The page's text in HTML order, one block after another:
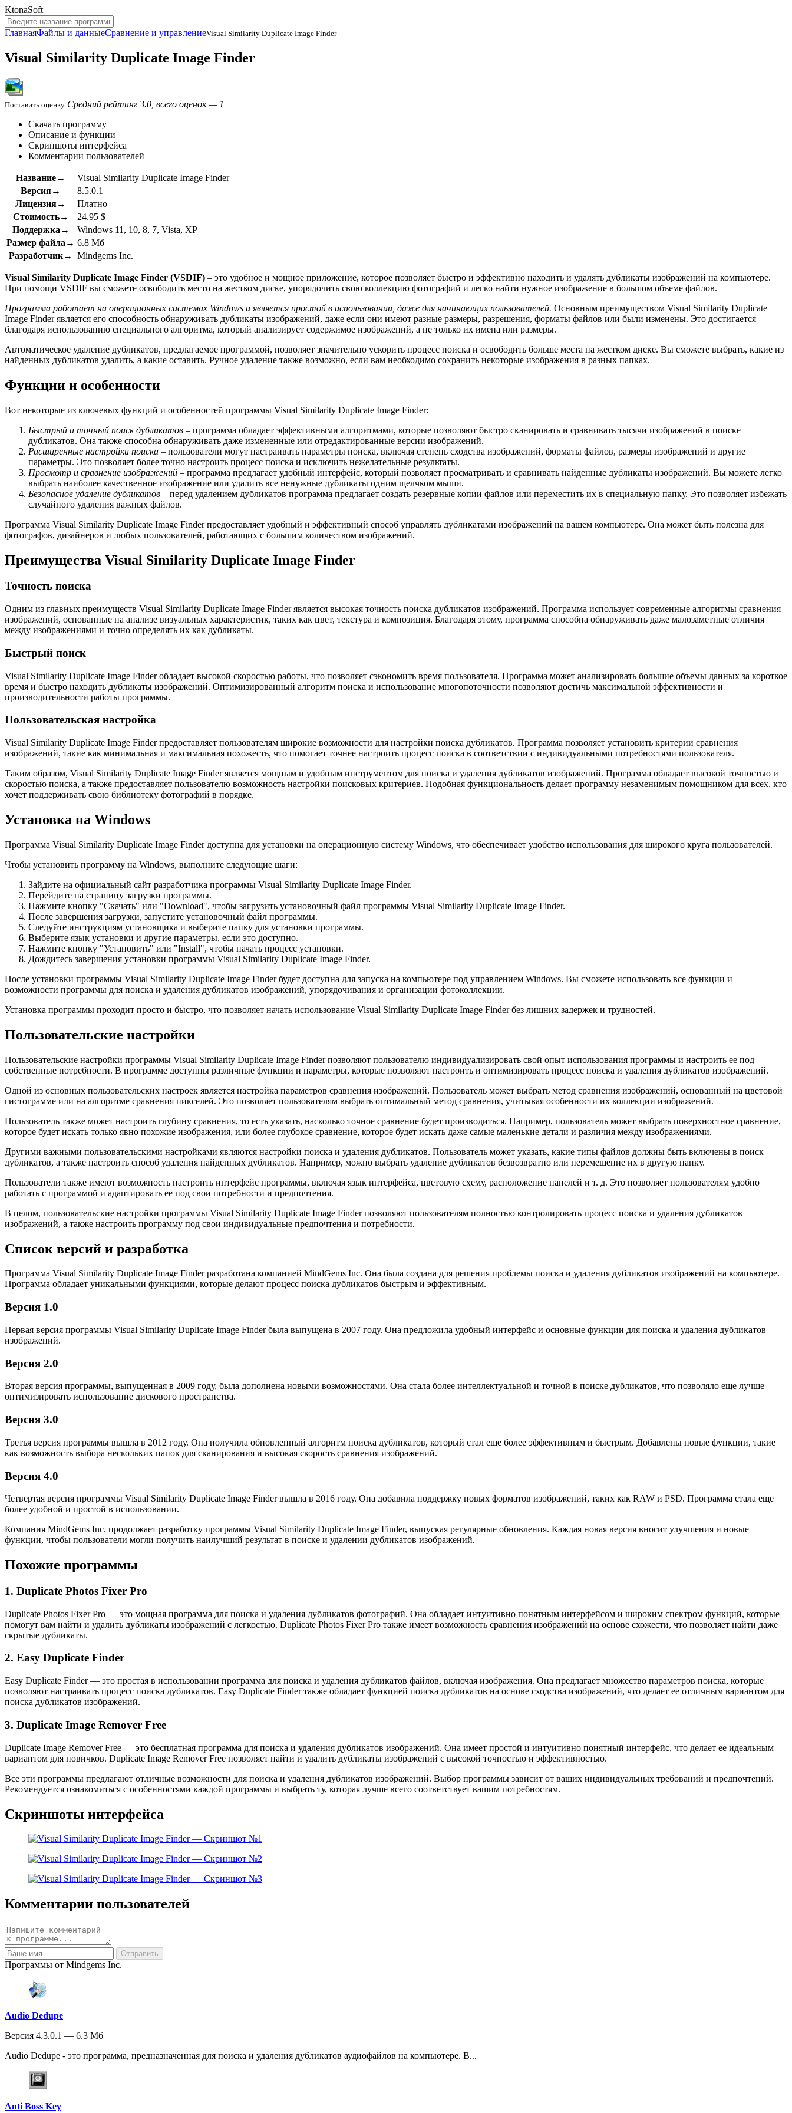
KtonaSoft
ГлавнаяФайлы и данныеСравнение и управлениеVisual Similarity Duplicate Image Finder
Visual Similarity Duplicate Image Finder
Поставить оценку Средний рейтинг 3.0, всего оценок — 1
Скачать программу
Описание и функции
Скриншоты интерфейса
Комментарии пользователей
Название→
Visual Similarity Duplicate Image Finder
Версия→
8.5.0.1
Лицензия→
Платно
Стоимость→
24.95 $
Поддержка→
Windows 11, 10, 8, 7, Vista, XP
Размер файла→ 6.8 Мб
Разработчик→
Mindgems Inc.
Visual Similarity Duplicate Image Finder (VSDIF) – это удобное и мощное приложение, которое позволяет быстро и эффективно находить и удалять дубликаты изображений на компьютере.
При помощи VSDIF вы сможете освободить место на жестком диске, упорядочить свою коллекцию фотографий и легко найти нужное изображение в большом объеме файлов.
Программа работает на операционных системах Windows и является простой в использовании, даже для начинающих пользователей. Основным преимуществом Visual Similarity Duplicate
Image Finder является его способность обнаруживать дубликаты изображений, даже если они имеют разные размеры, разрешения, форматы файлов или были изменены. Это достигается
благодаря использованию специального алгоритма, который анализирует содержимое изображений, а не только их имена или размеры.
Автоматическое удаление дубликатов, предлагаемое программой, позволяет значительно ускорить процесс поиска и освободить больше места на жестком диске. Вы сможете выбрать, какие из
найденных дубликатов удалить, а какие оставить. Ручное удаление также возможно, если вам необходимо сохранить некоторые изображения в разных папках.
Функции и особенности
Вот некоторые из ключевых функций и особенностей программы Visual Similarity Duplicate Image Finder:
Быстрый и точный поиск дубликатов – программа обладает эффективными алгоритмами, которые позволяют быстро сканировать и сравнивать тысячи изображений в поиске
дубликатов. Она также способна обнаруживать даже измененные или отредактированные версии изображений.
Расширенные настройки поиска – пользователи могут настраивать параметры поиска, включая степень сходства изображений, форматы файлов, размеры изображений и другие
параметры. Это позволяет более точно настроить процесс поиска и исключить нежелательные результаты.
Просмотр и сравнение изображений – программа предлагает удобный интерфейс, который позволяет просматривать и сравнивать найденные дубликаты изображений. Вы можете легко
выбрать наиболее качественное изображение или удалить все ненужные дубликаты одним щелчком мыши.
Безопасное удаление дубликатов – перед удалением дубликатов программа предлагает создать резервные копии файлов или переместить их в специальную папку. Это позволяет избежать
случайного удаления важных файлов.
Программа Visual Similarity Duplicate Image Finder предоставляет удобный и эффективный способ управлять дубликатами изображений на вашем компьютере. Она может быть полезна для
фотографов, дизайнеров и любых пользователей, работающих с большим количеством изображений.
Преимущества Visual Similarity Duplicate Image Finder
Точность поиска
Одним из главных преимуществ Visual Similarity Duplicate Image Finder является высокая точность поиска дубликатов изображений. Программа использует современные алгоритмы сравнения
изображений, основанные на анализе визуальных характеристик, таких как цвет, текстура и композиция. Благодаря этому, программа способна обнаруживать даже малозаметные отличия
между изображениями и точно определять их как дубликаты.
Быстрый поиск
Visual Similarity Duplicate Image Finder обладает высокой скоростью работы, что позволяет сэкономить время пользователя. Программа может анализировать большие объемы данных за короткое
время и быстро находить дубликаты изображений. Оптимизированный алгоритм поиска и использование многопоточности позволяют достичь максимальной эффективности и
производительности работы программы.
Пользовательская настройка
Visual Similarity Duplicate Image Finder предоставляет пользователям широкие возможности для настройки поиска дубликатов. Программа позволяет установить критерии сравнения
изображений, такие как минимальная и максимальная похожесть, что помогает точнее настроить процесс поиска в соответствии с индивидуальными потребностями пользователя.
Таким образом, Visual Similarity Duplicate Image Finder является мощным и удобным инструментом для поиска и удаления дубликатов изображений. Программа обладает высокой точностью и
скоростью поиска, а также предоставляет пользователю возможность настройки поисковых критериев. Подобная функциональность делает программу незаменимым помощником для всех, кто
хочет поддерживать свою библиотеку фотографий в порядке.
Установка на Windows
Программа Visual Similarity Duplicate Image Finder доступна для установки на операционную систему Windows, что обеспечивает удобство использования для широкого круга пользователей.
Чтобы установить программу на Windows, выполните следующие шаги:
Зайдите на официальный сайт разработчика программы Visual Similarity Duplicate Image Finder.
Перейдите на страницу загрузки программы.
Нажмите кнопку "Скачать" или "Download", чтобы загрузить установочный файл программы Visual Similarity Duplicate Image Finder.
После завершения загрузки, запустите установочный файл программы.
Следуйте инструкциям установщика и выберите папку для установки программы.
Выберите язык установки и другие параметры, если это доступно.
Нажмите кнопку "Установить" или "Install", чтобы начать процесс установки.
Дождитесь завершения установки программы Visual Similarity Duplicate Image Finder.
После установки программы Visual Similarity Duplicate Image Finder будет доступна для запуска на компьютере под управлением Windows. Вы сможете использовать все функции и
возможности программы для поиска и удаления дубликатов изображений, упорядочивания и организации фотоколлекции.
Установка программы проходит просто и быстро, что позволяет начать использование Visual Similarity Duplicate Image Finder без лишних задержек и трудностей.
Пользовательские настройки
Пользовательские настройки программы Visual Similarity Duplicate Image Finder позволяют пользователю индивидуализировать свой опыт использования программы и настроить ее под
собственные потребности. В программе доступны различные функции и параметры, которые позволяют настроить и оптимизировать процесс поиска и удаления дубликатов изображений.
Одной из основных пользовательских настроек является настройка параметров сравнения изображений. Пользователь может выбрать метод сравнения изображений, основанный на цветовой
гистограмме или на алгоритме сравнения пикселей. Это позволяет пользователям выбрать оптимальный метод сравнения, учитывая особенности их коллекции изображений.
Пользователь также может настроить глубину сравнения, то есть указать, насколько точное сравнение будет производиться. Например, пользователь может выбрать поверхностное сравнение,
которое будет искать только явно похожие изображения, или более глубокое сравнение, которое будет искать даже самые маленькие детали и различия между изображениями.
Другими важными пользовательскими настройками являются настройки поиска и удаления дубликатов. Пользователь может указать, какие типы файлов должны быть включены в поиск
дубликатов, а также настроить способ удаления найденных дубликатов. Например, можно выбрать удаление дубликатов безвозвратно или перемещение их в другую папку.
Пользователи также имеют возможность настроить интерфейс программы, включая язык интерфейса, цветовую схему, расположение панелей и т. д. Это позволяет пользователям удобно
работать с программой и адаптировать ее под свои потребности и предпочтения.
В целом, пользовательские настройки программы Visual Similarity Duplicate Image Finder позволяют пользователям полностью контролировать процесс поиска и удаления дубликатов
изображений, а также настроить программу под свои индивидуальные предпочтения и потребности.
Список версий и разработка
Программа Visual Similarity Duplicate Image Finder разработана компанией MindGems Inc. Она была создана для решения проблемы поиска и удаления дубликатов изображений на компьютере.
Программа обладает уникальными функциями, которые делают процесс поиска дубликатов быстрым и эффективным.
Версия 1.0
Первая версия программы Visual Similarity Duplicate Image Finder была выпущена в 2007 году. Она предложила удобный интерфейс и основные функции для поиска и удаления дубликатов
изображений.
Версия 2.0
Вторая версия программы, выпущенная в 2009 году, была дополнена новыми возможностями. Она стала более интеллектуальной и точной в поиске дубликатов, что позволяло еще лучше
оптимизировать использование дискового пространства.
Версия 3.0
Третья версия программы вышла в 2012 году. Она получила обновленный алгоритм поиска дубликатов, который стал еще более эффективным и быстрым. Добавлены новые функции, такие
как возможность выбора нескольких папок для сканирования и высокая скорость сравнения изображений.
Версия 4.0
Четвертая версия программы Visual Similarity Duplicate Image Finder вышла в 2016 году. Она добавила поддержку новых форматов изображений, таких как RAW и PSD. Программа стала еще
более удобной и простой в использовании.
Компания MindGems Inc. продолжает разработку программы Visual Similarity Duplicate Image Finder, выпуская регулярные обновления. Каждая новая версия вносит улучшения и новые
функции, чтобы пользователи могли получить наилучший результат в поиске и удалении дубликатов изображений.
Похожие программы
1. Duplicate Photos Fixer Pro
Duplicate Photos Fixer Pro — это мощная программа для поиска и удаления дубликатов фотографий. Она обладает интуитивно понятным интерфейсом и широким спектром функций, которые
помогут вам найти и удалить дубликаты изображений с легкостью. Duplicate Photos Fixer Pro также имеет возможность сравнения изображений на основе схожести, что позволяет найти даже
скрытые дубликаты.
2. Easy Duplicate Finder
Easy Duplicate Finder — это простая в использовании программа для поиска и удаления дубликатов файлов, включая изображения. Она предлагает множество параметров поиска, которые
позволяют настраивать процесс поиска дубликатов. Easy Duplicate Finder также обладает функцией поиска дубликатов на основе сходства изображений, что делает ее отличным вариантом для
поиска дубликатов изображений.
3. Duplicate Image Remover Free
Duplicate Image Remover Free — это бесплатная программа для поиска и удаления дубликатов изображений. Она имеет простой и интуитивно понятный интерфейс, что делает ее идеальным
вариантом для новичков. Duplicate Image Remover Free позволяет найти и удалить дубликаты изображений с высокой точностью и эффективностью.
Все эти программы предлагают отличные возможности для поиска и удаления дубликатов изображений. Выбор программы зависит от ваших индивидуальных требований и предпочтений.
Рекомендуется ознакомиться с особенностями каждой программы и выбрать ту, которая лучше всего соответствует вашим потребностям.
Скриншоты интерфейса
Комментарии пользователей
Программы от Mindgems Inc.
Audio Dedupe
Версия 4.3.0.1 — 6.3 Мб
Audio Dedupe - это программа, предназначенная для поиска и удаления дубликатов аудиофайлов на компьютере. В...
Anti Boss Key